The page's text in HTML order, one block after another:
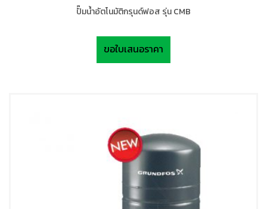
ปั๊มน้ำอัตโนมัติกรุนด์ฟอส รุ่น CMB
ขอใบเสนอราคา